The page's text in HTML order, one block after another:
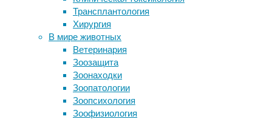
Трансплантология
Хирургия
В мире животных
Ветеринария
Зоозащита
Зоонаходки
Зоопатологии
Зоопсихология
Зоофизиология
19/12/2023,
13:03
19/12/2023
антропология,
бездомные,
демография,
социальные
проблемы,
социология
американских препаратов
Глухие дети учат слова быстрее
слышащих
Тяжело дышать в маске. Я
задыхаюсь?
Кредит с плохой кредитной историей
Эксперимент показал, что доверять
роботам нельзя